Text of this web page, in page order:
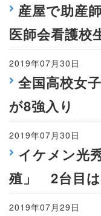
産屋で助産
医師会看護校
2019年07月30日
全国高校女
が8強入り
2019年07月30日
イケメン光
殖」 2台目
2019年07月29日